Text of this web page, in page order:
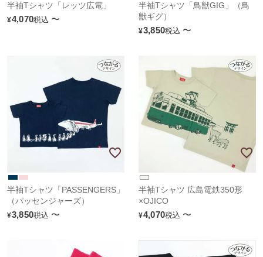
半袖Tシャツ「レッツ広電」
¥4,070税込 〜
半袖Tシャツ「鳥獣GIG」（鳥
獣ギグ）
¥3,850税込 〜
半袖Tシャツ「PASSENGERS」
（パッセンジャーズ）
¥3,850税込 〜
半袖Tシャツ 広島電鉄350形
×OJICO
¥4,070税込 〜